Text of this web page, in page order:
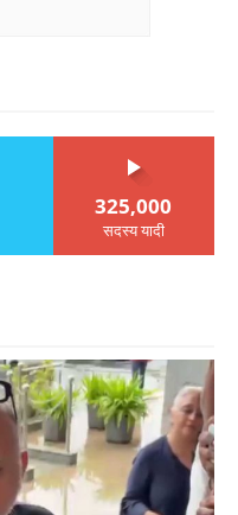
325,000
सदस्य यादी